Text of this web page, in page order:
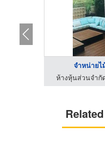
จำหน่ายไ
ห้างหุ้นส่วนจำกั